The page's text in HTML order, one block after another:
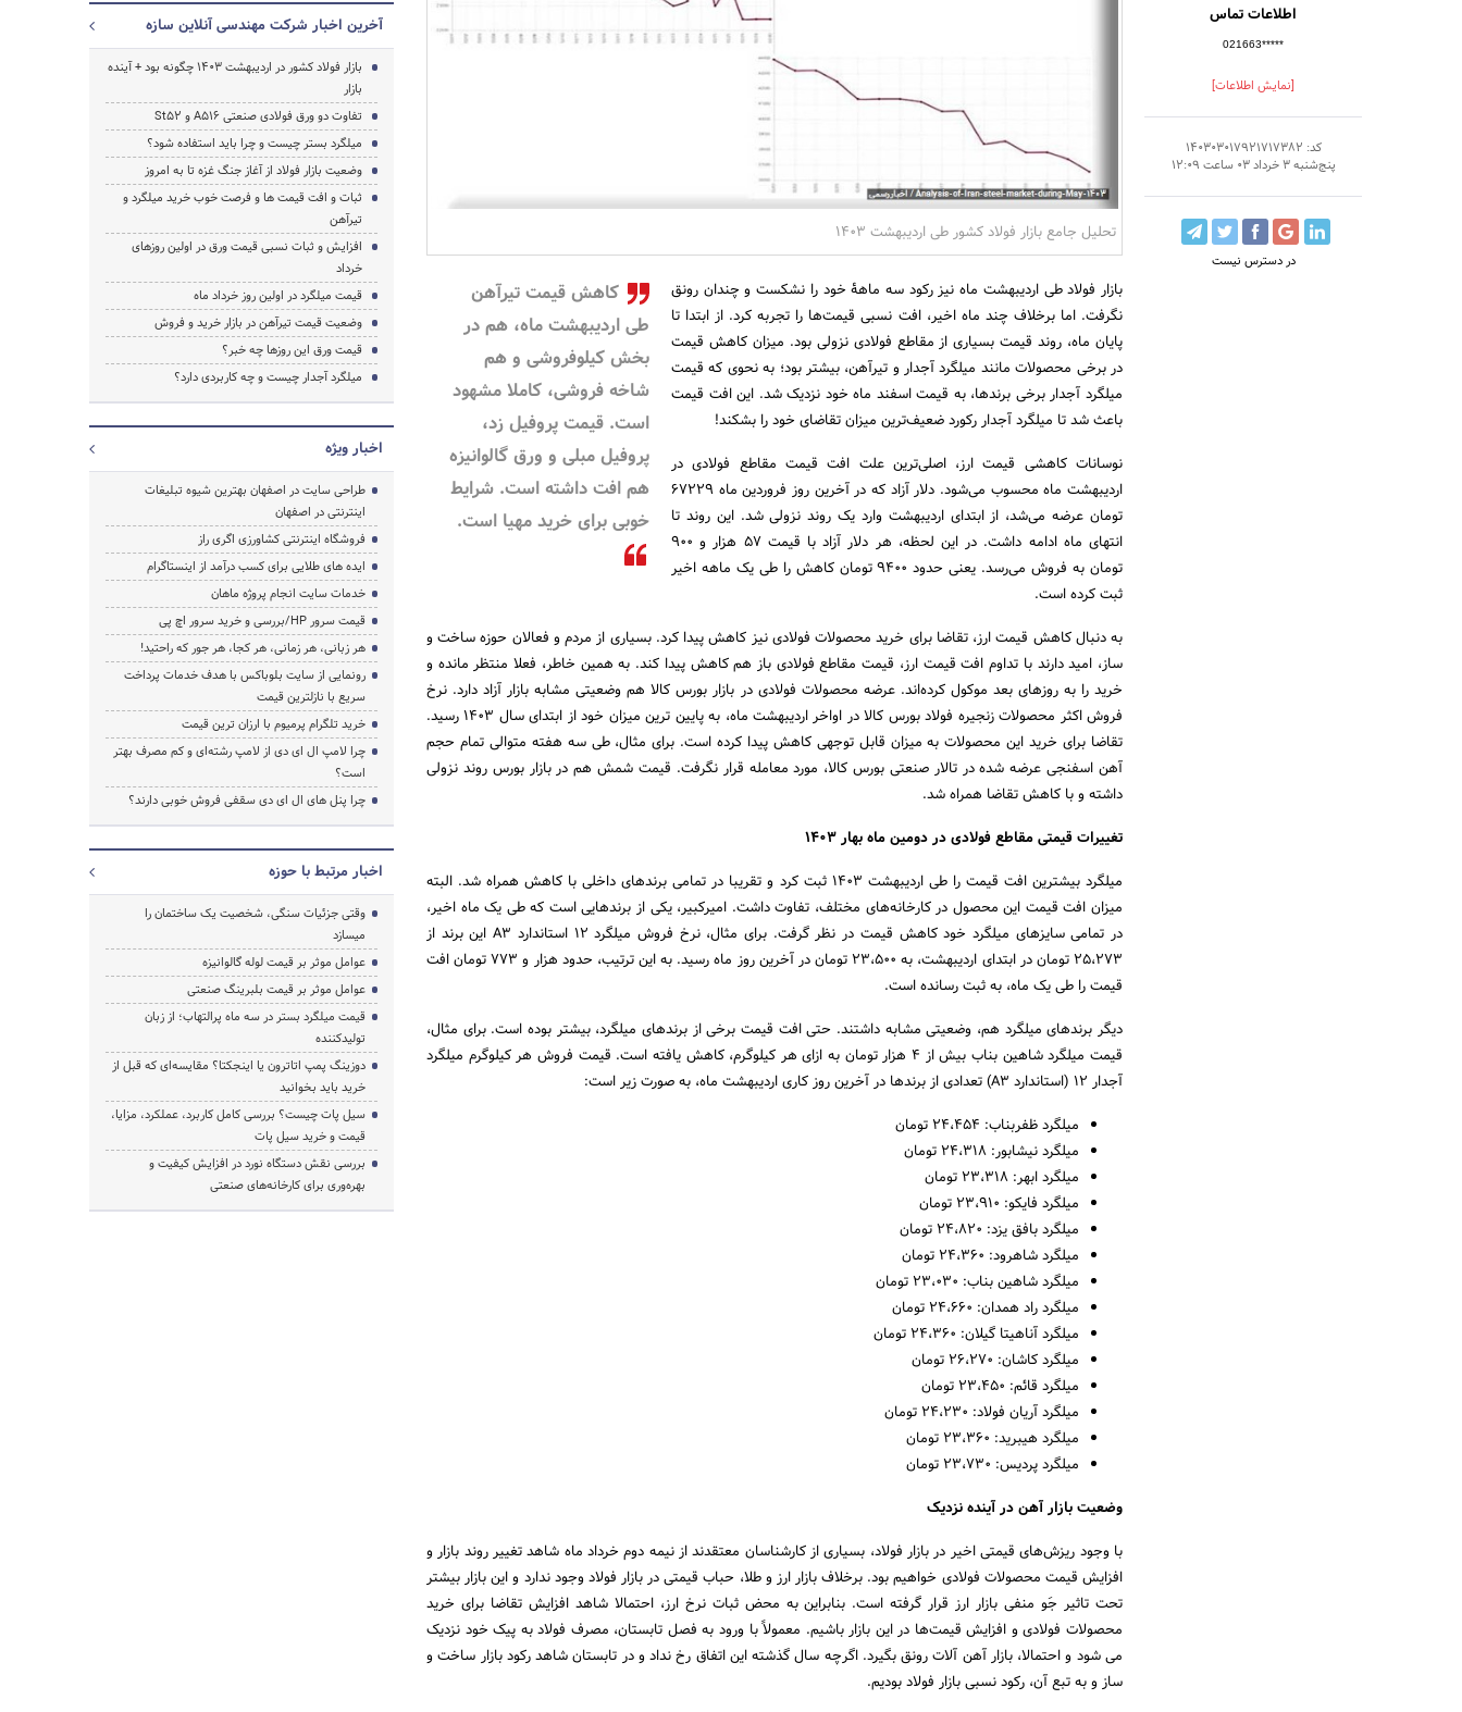
اطلاعات تماس
021663*****
[نمایش اطلاعات]
کد: 140303017921717382
پنج‌شنبه 3 خرداد 03 ساعت 12:09
در دسترس نیست
تحلیل جامع بازار فولاد کشور طی اردیبهشت 1403
کاهش قیمت تیرآهن
طی اردیبهشت ماه، هم در
بخش کیلوفروشی و هم
شاخه فروشی، کاملا مشهود
است. قیمت پروفیل زد،
پروفیل مبلی و ورق گالوانیزه
هم افت داشته است. شرایط
خوبی برای خرید مهیا است.
بازار فولاد طی اردیبهشت ماه نیز رکود سه ماهۀ خود را نشکست و چندان رونق
نگرفت. اما برخلاف چند ماه اخیر، افت نسبی قیمت‌ها را تجربه کرد. از ابتدا تا
پایان ماه، روند قیمت بسیاری از مقاطع فولادی نزولی بود. میزان کاهش قیمت
در برخی محصولات مانند میلگرد آجدار و تیرآهن، بیشتر بود؛ به نحوی که قیمت
میلگرد آجدار برخی برندها، به قیمت اسفند ماه خود نزدیک شد. این افت قیمت
باعث شد تا میلگرد آجدار رکورد ضعیف‌ترین میزان تقاضای خود را بشکند!
نوسانات کاهشی قیمت ارز، اصلی‌ترین علت افت قیمت مقاطع فولادی در
اردیبهشت ماه محسوب می‌شود. دلار آزاد که در آخرین روز فروردین ماه 67229
تومان عرضه می‌شد، از ابتدای اردیبهشت وارد یک روند نزولی شد. این روند تا
انتهای ماه ادامه داشت. در این لحظه، هر دلار آزاد با قیمت ۵۷ هزار و ۹۰۰
تومان به فروش می‌رسد. یعنی حدود 9400 تومان کاهش را طی یک ماهه اخیر
ثبت کرده است.
به دنبال کاهش قیمت ارز، تقاضا برای خرید محصولات فولادی نیز کاهش پیدا کرد. بسیاری از مردم و فعالان حوزه ساخت و
ساز، امید دارند با تداوم افت قیمت ارز، قیمت مقاطع فولادی باز هم کاهش پیدا کند. به همین خاطر، فعلا منتظر مانده و
خرید را به روزهای بعد موکول کرده‌اند. عرضه محصولات فولادی در بازار بورس کالا هم وضعیتی مشابه بازار آزاد دارد. نرخ
فروش اکثر محصولات زنجیره فولاد بورس کالا در اواخر اردیبهشت ماه، به پایین ترین میزان خود از ابتدای سال ۱۴۰۳ رسید.
تقاضا برای خرید این محصولات به میزان قابل توجهی کاهش پیدا کرده است. برای مثال، طی سه هفته متوالی تمام حجم
آهن اسفنجی عرضه شده در تالار صنعتی بورس کالا، مورد معامله قرار نگرفت. قیمت شمش هم در بازار بورس روند نزولی
داشته و با کاهش تقاضا همراه شد.
تغییرات قیمتی مقاطع فولادی در دومین ماه بهار ۱۴۰۳
میلگرد بیشترین افت قیمت را طی اردیبهشت 1403 ثبت کرد و تقریبا در تمامی برندهای داخلی با کاهش همراه شد. البته
میزان افت قیمت این محصول در کارخانه‌های مختلف، تفاوت داشت. امیرکبیر، یکی از برندهایی است که طی یک ماه اخیر،
در تمامی سایزهای میلگرد خود کاهش قیمت در نظر گرفت. برای مثال، نرخ فروش میلگرد ۱۲ استاندارد A3 این برند از
۲۵،۲۷۳ تومان در ابتدای اردیبهشت، به ۲۳،۵۰۰ تومان در آخرین روز ماه رسید. به این ترتیب، حدود هزار و ۷۷۳ تومان افت
قیمت را طی یک ماه، به ثبت رسانده است.
دیگر برندهای میلگرد هم، وضعیتی مشابه داشتند. حتی افت قیمت برخی از برندهای میلگرد، بیشتر بوده است. برای مثال،
قیمت میلگرد شاهین بناب بیش از ۴ هزار تومان به ازای هر کیلوگرم، کاهش یافته است. قیمت فروش هر کیلوگرم میلگرد
آجدار ۱۲ (استاندارد A3) تعدادی از برندها در آخرین روز کاری اردیبهشت ماه، به صورت زیر است:
میلگرد ظفربناب: ۲۴،۴۵۴ تومان
میلگرد نیشابور: ۲۴،۳۱۸ تومان
میلگرد ابهر: ۲۳،۳۱۸ تومان
میلگرد فایکو: ۲۳،۹۱۰ تومان
میلگرد بافق یزد:‌ ۲۴،۸۲۰ تومان
میلگرد شاهرود:‌ ۲۴،۳۶۰ تومان
میلگرد شاهین بناب: ۲۳،۰۳۰ تومان
میلگرد راد همدان: ۲۴،۶۶۰ تومان
میلگرد آناهیتا گیلان:‌ ۲۴،۳۶۰ تومان
میلگرد کاشان:‌ ۲۶،۲۷۰ تومان
میلگرد قائم: ۲۳،۴۵۰ تومان
میلگرد آریان فولاد: ۲۴،۲۳۰ تومان
میلگرد هیبرید: ۲۳،۳۶۰ تومان
میلگرد پردیس: ۲۳،۷۳۰ تومان
وضعیت بازار آهن در آینده نزدیک
با وجود ریزش‌های قیمتی اخیر در بازار فولاد، بسیاری از کارشناسان معتقدند از نیمه دوم خرداد ماه شاهد تغییر روند بازار و
افزایش قیمت محصولات فولادی خواهیم بود. برخلاف بازار ارز و طلا، حباب قیمتی در بازار فولاد وجود ندارد و این بازار بیشتر
تحت تاثیر جَو منفی بازار ارز قرار گرفته است. بنابراین به محض ثبات نرخ ارز، احتمالا شاهد افزایش تقاضا برای خرید
محصولات فولادی و افزایش قیمت‌ها در این بازار باشیم. معمولاً با ورود به فصل تابستان، مصرف فولاد به پیک خود نزدیک
می شود و احتمالا، بازار آهن آلات رونق بگیرد. اگرچه سال گذشته این اتفاق رخ نداد و در تابستان شاهد رکود بازار ساخت و
ساز و به تبع آن، رکود نسبی بازار فولاد بودیم.
آخرین اخبار شرکت مهندسی آنلاین سازه
بازار فولاد کشور در اردیبهشت 1403 چگونه بود + آینده
بازار
تفاوت دو ورق فولادی صنعتی A516 و St52
میلگرد بستر چیست و چرا باید استفاده شود؟
وضعیت بازار فولاد از آغاز جنگ غزه تا به امروز
ثبات و افت قیمت ها و فرصت خوب خرید میلگرد و
تیرآهن
افزایش و ثبات نسبی قیمت ورق در اولین روزهای
خرداد
قیمت میلگرد در اولین روز خرداد ماه
وضعیت قیمت تیرآهن در بازار خرید و فروش
قیمت ورق این روزها چه خبر؟
میلگرد آجدار چیست و چه کاربردی دارد؟
اخبار ویژه
طراحی سایت در اصفهان بهترین شیوه تبلیغات
اینترنتی در اصفهان
فروشگاه اینترنتی کشاورزی اگری راز
ایده های طلایی برای کسب درآمد از اینستاگرام
خدمات سایت انجام پروژه ماهان
قیمت سرور HP/بررسی و خرید سرور اچ پی
هر زبانی، هر زمانی، هر کجا، هر جور که راحتید!
رونمایی از سایت بلوباکس با هدف خدمات پرداخت
سریع با نازلترین قیمت
خرید تلگرام پرمیوم با ارزان ترین قیمت
چرا لامپ ال ای دی از لامپ رشته‌ای و کم مصرف بهتر
است؟
چرا پنل های ال ای دی سقفی فروش خوبی دارند؟
اخبار مرتبط با حوزه
وقتی جزئیات سنگی، شخصیت یک ساختمان را
میسازد
عوامل موثر بر قیمت لوله گالوانیزه
عوامل موثر بر قیمت بلبرینگ صنعتی
قیمت میلگرد بستر در سه ماه پرالتهاب؛ از زبان
تولیدکننده
دوزینگ پمپ اتاترون یا اینجکتا؟ مقایسه‌ای که قبل از
خرید باید بخوانید
سیل پات چیست؟ بررسی کامل کاربرد، عملکرد، مزایا،
قیمت و خرید سیل پات
بررسی نقش دستگاه نورد در افزایش کیفیت و
بهره‌وری برای کارخانه‌های صنعتی